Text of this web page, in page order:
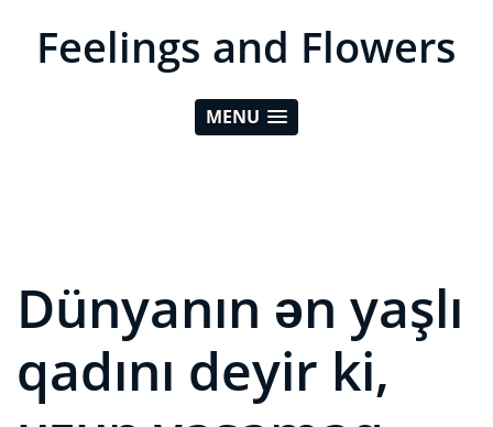
Feelings and Flowers
MENU
Dünyanın ən yaşlı
qadını deyir ki,